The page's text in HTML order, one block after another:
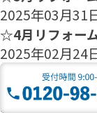
2025年03月31
☆4月リフォー
2025年02月24
☆3月リフォー
2025年01月27